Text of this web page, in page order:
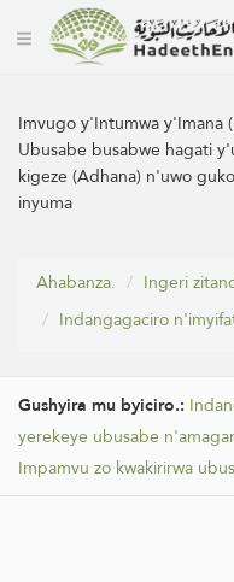
Imvugo y'Intumwa y'Imana
Ubusabe busabwe hagati
kigeze (Adhana) n'uwo
inyuma
Ahabanza.
Ingeri
Indangagaciro
Gushyira mu byiciro.:
yerekeye ubusabe
Impamvu zo kwakirirwa